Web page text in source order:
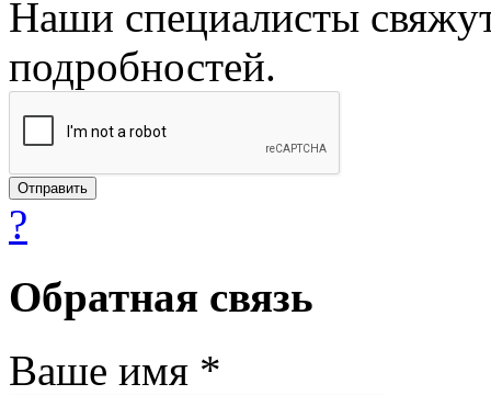
Наши специалисты
подробностей.
?
Обратная связь
Ваше имя *